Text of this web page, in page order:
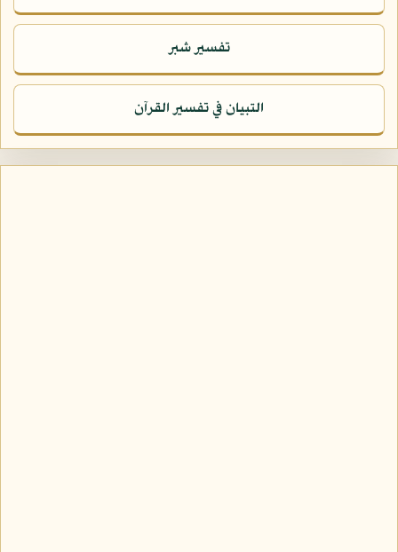
تفسير شبر
التبيان في تفسير القرآن